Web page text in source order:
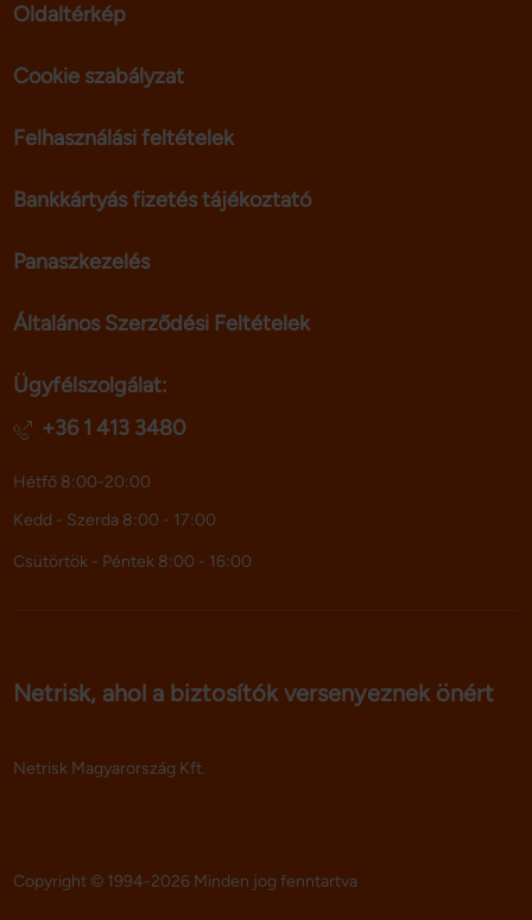
Oldaltérkép
Cookie szabályzat
Felhasználási feltételek
Bankkártyás fizetés tájékoztató
Panaszkezelés
Általános Szerződési Feltételek
Ügyfélszolgálat:
+36 1 413 3480
Hétfő 8:00-20:00
Kedd - Szerda 8:00 - 17:00
Csütörtök - Péntek 8:00 - 16:00
Netrisk, ahol a biztosítók versenyeznek önért
Netrisk Magyarország Kft.
Copyright © 1994-2026 Minden jog fenntartva